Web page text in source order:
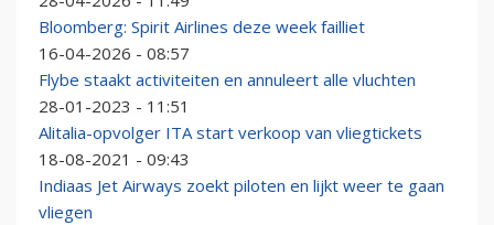
Bloomberg: Spirit Airlines deze week failliet
16-04-2026 - 08:57
Flybe staakt activiteiten en annuleert alle vluchten
28-01-2023 - 11:51
Alitalia-opvolger ITA start verkoop van vliegtickets
18-08-2021 - 09:43
Indiaas Jet Airways zoekt piloten en lijkt weer te gaan
vliegen